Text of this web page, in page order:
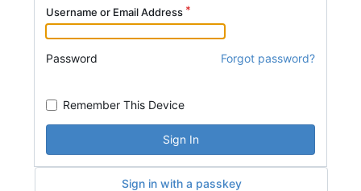
Username or Email Address
Password Forgot password?
Remember This Device
Sign In
Sign in with a passkey